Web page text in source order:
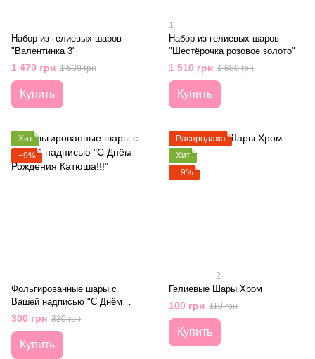
Набор из гелиевых шаров
"Валентинка 3"
1 470 грн 1 630 грн
Купить
1
Набор из гелиевых шаров
"Шестёрочка розовое золото"
1 510 грн 1 680 грн
Купить
Хит
−9%
Фольгированные шары с
Вашей надписью "С Днём
Рождения Катюша!!!"
300 грн 330 грн
Купить
Распродажа
Хит
−9%
2
Гелиевые Шары Хром
100 грн 110 грн
Купить